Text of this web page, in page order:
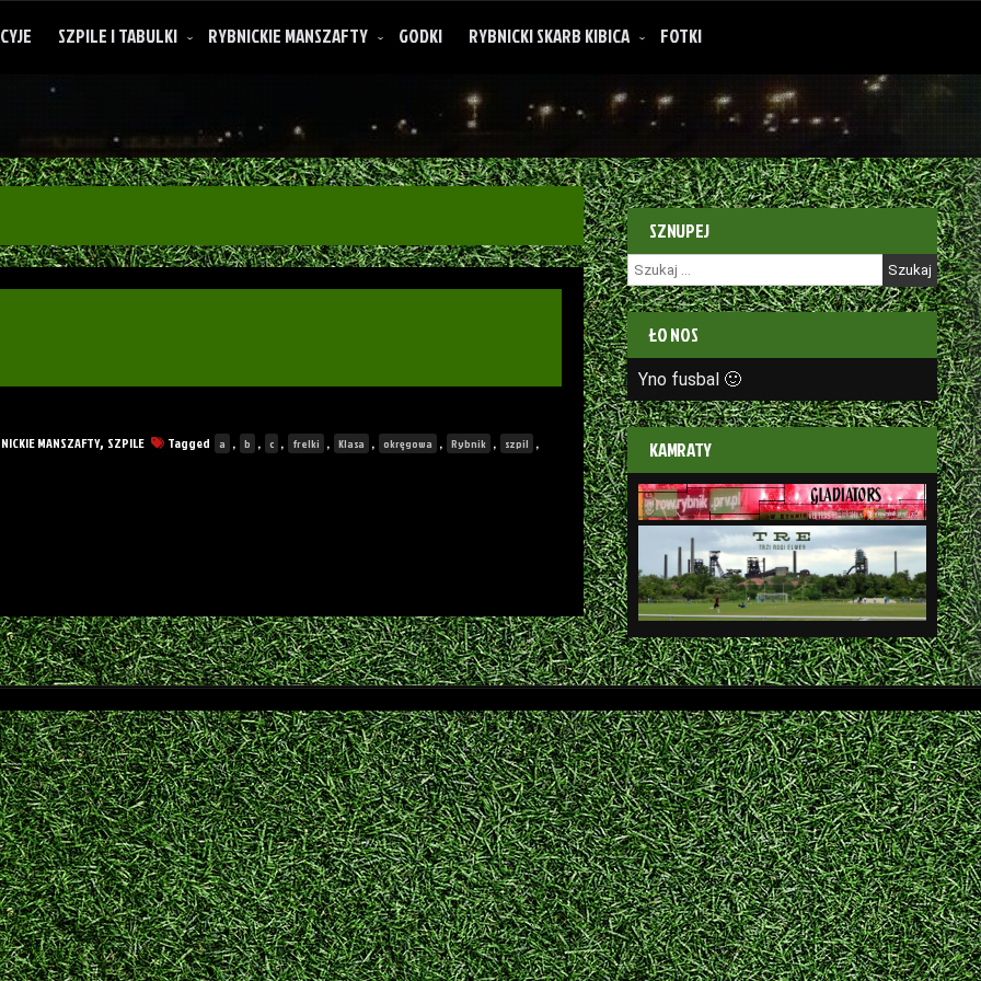
SZPILE I TABULKI RYBNICKIE MANSZAFTY GODKI RYBNICKI SKARB KIBICA FOTKI
O rybnickich manszaftach
MANSZAFTY, SZPILE Tagged a , b , c , frelki , Klasa , okręgowa , Rybnik , szpil ,
SZNUPEJ
Szukaj:
ŁO NOS
Yno fusbal 🙂
KAMRATY